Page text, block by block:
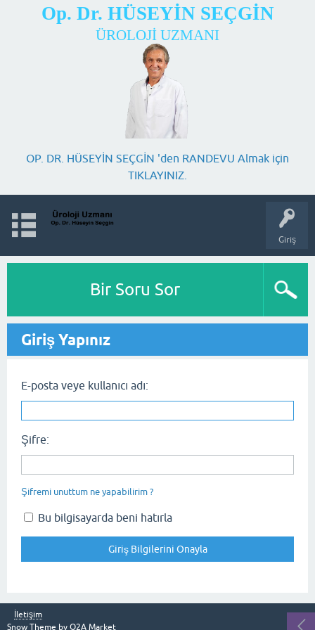
Op. Dr. HÜSEYİN SEÇGİN
ÜROLOJİ UZMANI
OP. DR. HÜSEYİN SEÇGİN 'den RANDEVU Almak için
TIKLAYINIZ.
Giriş
Bir Soru Sor
Giriş Yapınız
E-posta veye kullanıcı adı:
Şifre:
Şifremi unuttum ne yapabilirim ?
Bu bilgisayarda beni hatırla
İletişim
Snow Theme by Q2A Market